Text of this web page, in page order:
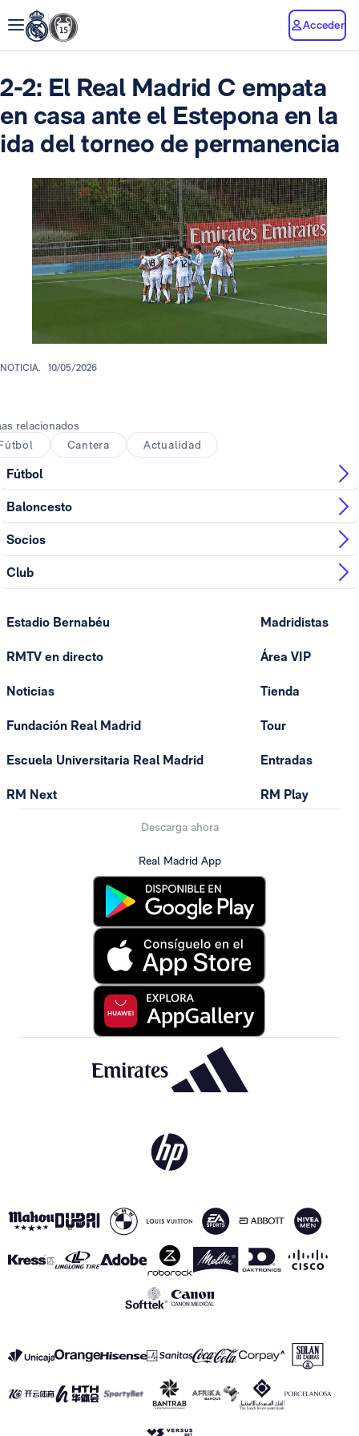
Acceder
2-2: El Real Madrid C empata
en casa ante el Estepona en la
ida del torneo de permanencia
NOTICIA. 10/05/2026
relacionados
Cantera Actualidad
Fútbol
Baloncesto
Socios
Club
Estadio Bernabéu
RMTV en directo
Noticias
Fundación Real Madrid
Escuela Universitaria Real Madrid
RM Next
Madridistas
Área VIP
Tienda
Tour
Entradas
RM Play
Descarga ahora
Real Madrid App